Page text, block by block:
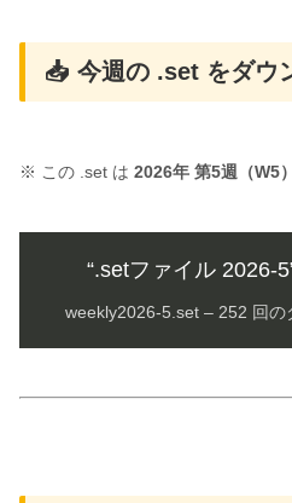
📥 今週の .set をダウ
※ この .set は 2026年 第5週（W5
“.setファイル 2026-
weekly2026-5.set – 252 回